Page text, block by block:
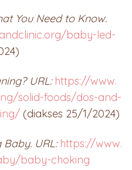
You Need to Know.
baby-led-
URL: https://www.
solid-foods/dos-and-
(diakses 25/1/2024)
URL: https://www.
baby-choking